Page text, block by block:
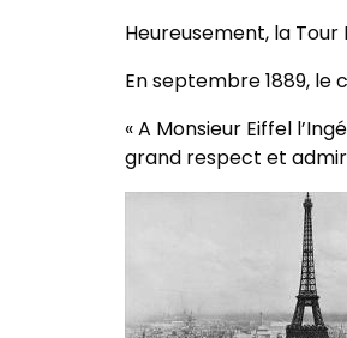
Heureusement, la
En septembre 1889, le
« A Monsieur Eiffel
grand respect et